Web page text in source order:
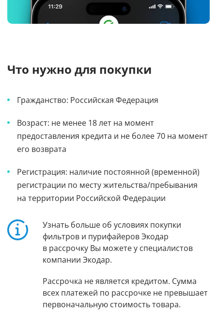
Что нужно для покупки
Гражданство: Российская Федерация
Возраст: не менее 18 лет на момент
предоставления кредита и не более 70 на момент
его возврата
Регистрация: наличие постоянной (временной)
регистрации по месту жительства/пребывания
на территории Российской Федерации
Узнать больше об условиях покупки
фильтров и пурифайеров Экодар
в рассрочку Вы можете у специалистов
компании Экодар.
Рассрочка не является кредитом. Сумма
всех платежей по рассрочке не превышает
первоначальную стоимость товара.